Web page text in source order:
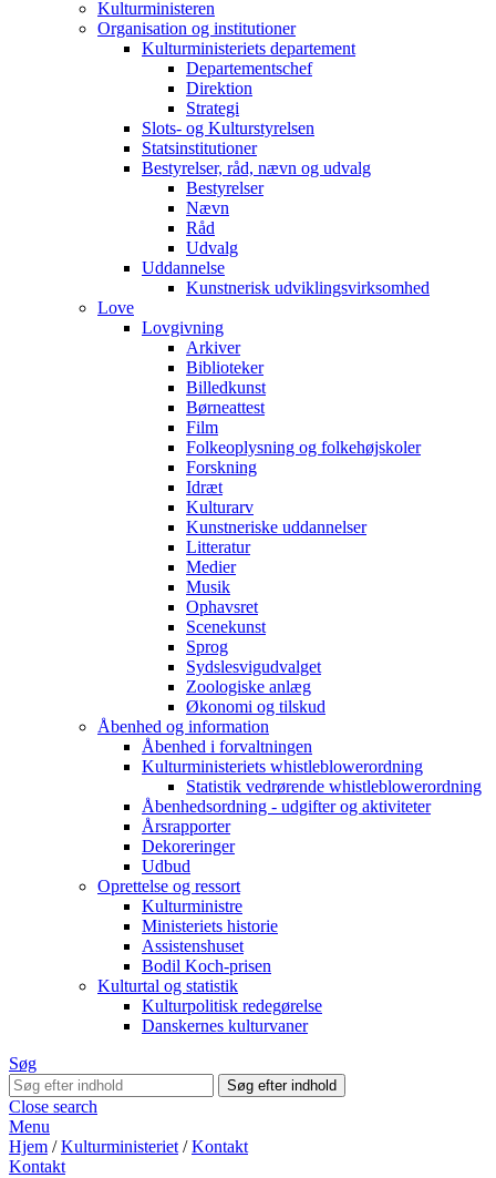
Kulturministeren
Organisation og institutioner
Kulturministeriets departement
Departementschef
Direktion
Strategi
Slots- og Kulturstyrelsen
Statsinstitutioner
Bestyrelser, råd, nævn og udvalg
Bestyrelser
Nævn
Råd
Udvalg
Uddannelse
Kunstnerisk udviklingsvirksomhed
Love
Lovgivning
Arkiver
Biblioteker
Billedkunst
Børneattest
Film
Folkeoplysning og folkehøjskoler
Forskning
Idræt
Kulturarv
Kunstneriske uddannelser
Litteratur
Medier
Musik
Ophavsret
Scenekunst
Sprog
Sydslesvigudvalget
Zoologiske anlæg
Økonomi og tilskud
Åbenhed og information
Åbenhed i forvaltningen
Kulturministeriets whistleblowerordning
Statistik vedrørende whistleblowerordning
Åbenhedsordning - udgifter og aktiviteter
Årsrapporter
Dekoreringer
Udbud
Oprettelse og ressort
Kulturministre
Ministeriets historie
Assistenshuset
Bodil Koch-prisen
Kulturtal og statistik
Kulturpolitisk redegørelse
Danskernes kulturvaner
Søg
Close search
Menu
Hjem /Kulturministeriet /Kontakt
Kontakt